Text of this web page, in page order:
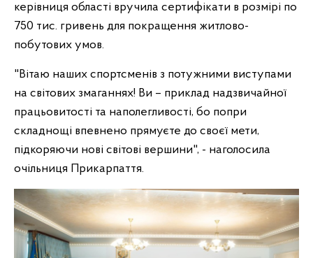
керівниця області вручила сертифікати в розмірі по
750 тис. гривень для покращення житлово-
побутових умов.
"Вітаю наших спортсменів з потужними виступами
на світових змаганнях! Ви – приклад надзвичайної
працьовитості та наполегливості, бо попри
складнощі впевнено прямуєте до своєї мети,
підкоряючи нові світові вершини", - наголосила
очільниця Прикарпаття.